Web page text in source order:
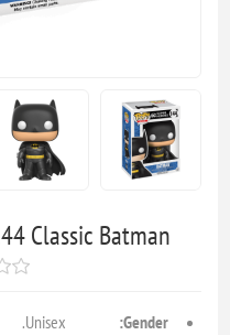
Classic Batman
Gender:
Unisex.